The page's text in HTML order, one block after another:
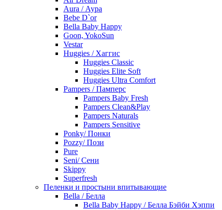
Aura / Аура
Bebe D`or
Bella Baby Happy
Goon, YokoSun
Vestar
Huggies / Хаггис
Huggies Classic
Huggies Elite Soft
Huggies Ultra Comfort
Pampers / Памперс
Pampers Baby Fresh
Pampers Clean&Play
Pampers Naturals
Pampers Sensitive
Ponky/ Понки
Pozzy/ Пози
Pure
Seni/ Сени
Skippy
Superfresh
Пеленки и простыни впитывающие
Bella / Белла
Bella Baby Happy / Белла Бэйби Хэппи